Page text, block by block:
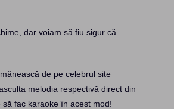
dar voiam să fiu sigur că
de pe celebrul site
melodia respectivă direct din
fac karaoke în acest mod!